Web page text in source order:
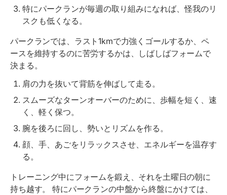
特にパークランが毎週の取り組みになれば、怪我のリ
スクも低くなる。
パークランでは、ラスト1kmで力強くゴールするか、ペ
ースを維持するのに苦労するかは、しばしばフォームで
決まる。
肩の力を抜いて背筋を伸ばして走る。
スムーズなターンオーバーのために、歩幅を短く、速
く、軽く保つ。
腕を後ろに回し、勢いとリズムを作る。
顔、手、あごをリラックスさせ、エネルギーを温存す
る。
トレーニング中にフォームを鍛え、それを土曜日の朝に
持ち越す。 特にパークランの中盤から終盤にかけては、